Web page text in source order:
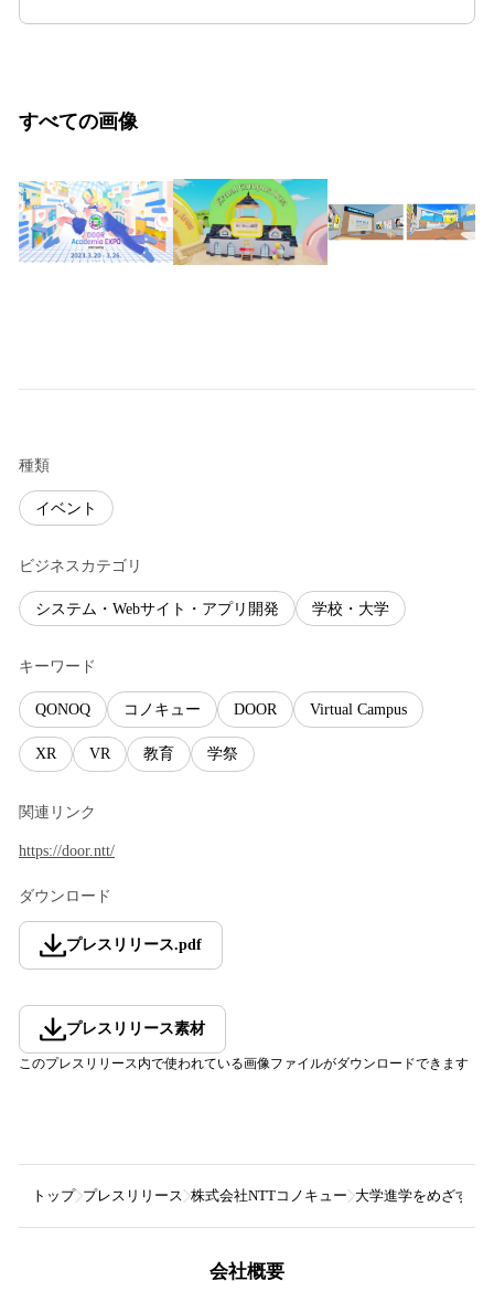
すべての画像
種類
イベント
ビジネスカテゴリ
システム・Webサイト・アプリ開発 学校・大学
キーワード
QONOQ コノキュー DOOR Virtual Campus
XR VR 教育 学祭
関連リンク
https://door.ntt/
ダウンロード
プレスリリース.pdf
プレスリリース素材
このプレスリリース内で使われている画像ファイルがダウンロードできます
トップ プレスリリース 株式会社NTTコノキュー 大学進学をめざす高
会社概要